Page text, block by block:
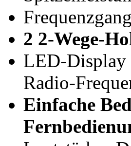
2 2-Wege-
LED-Display
Radio-
Einfache